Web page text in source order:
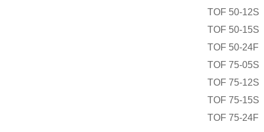
TOF 50-
TOF 50-
TOF 50-
TOF 75-
TOF 75-
TOF 75-
TOF 75-